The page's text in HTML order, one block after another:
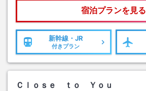
宿泊プランを見る
新幹線・JR
付きプラン
Ｃｌｏｓｅ ｔｏ Ｙｏｕ